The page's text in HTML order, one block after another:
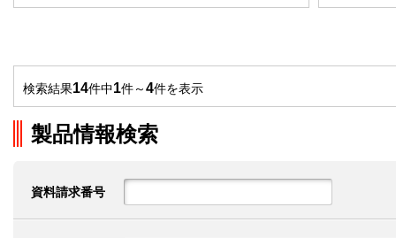
検索結果14件中1件～4件を表示
製品情報検索
資料請求番号